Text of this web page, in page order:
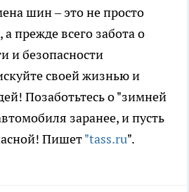
шин – это не просто
прежде всего забота о
и безопасности
своей жизнью и
Позаботьтесь о "зимней
заранее, и пусть
Пишет"tass.ru".